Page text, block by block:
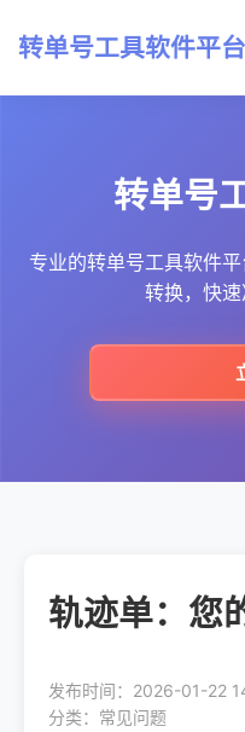
转单号工具软件平台
转单号
专业的转单号工具软件
转换，快速
轨迹单：您
发布时间：2026-01-22
分类：常见问题